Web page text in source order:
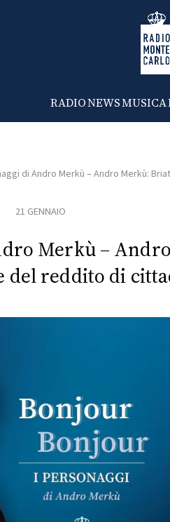
RADIONEWSMUSICA
di Andro Merkù – Andro Merkù:
21 GENNAIO
Merkù –
del reddito di